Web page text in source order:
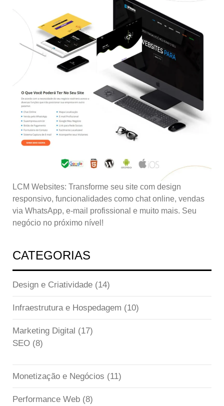
LCM Websites: Transforme seu site com design
responsivo, funcionalidades como chat online, vendas
via WhatsApp, e-mail profissional e muito mais. Seu
negócio no próximo nível!
CATEGORIAS
Design e Criatividade (14)
Infraestrutura e Hospedagem (10)
Marketing Digital (17)
SEO (8)
Monetização e Negócios (11)
Performance Web (8)